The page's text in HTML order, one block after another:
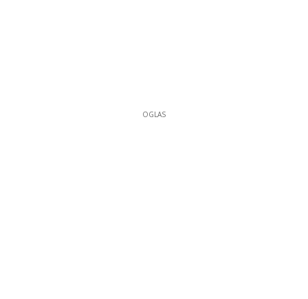
OGLAS